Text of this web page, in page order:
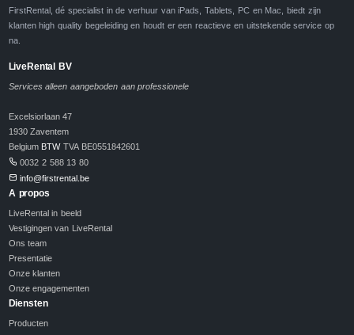
FirstRental, dé specialist in de verhuur van iPads, Tablets, PC en Mac, biedt zijn
klanten high quality begeleiding en houdt er een reactieve en uitstekende service op
na.
LiveRental BV
Services alleen aangeboden aan professionele
Excelsiorlaan 47
1930 Zaventem
Belgium BTWTVA BE0551842601
0032 2 588 13 80
info@firstrental.be
A propos
LiveRental in beeld
Vestigingen van LiveRental
Ons team
Presentatie
Onze klanten
Onze engagementen
Diensten
Producten